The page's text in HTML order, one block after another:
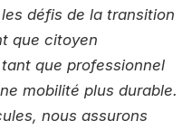
défis de la transition
que citoyen
que professionnel
mobilité plus durable.
nous assurons